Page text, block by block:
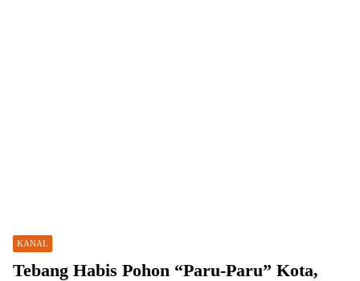
KANAL
Tebang Habis Pohon “Paru-Paru” Kota,